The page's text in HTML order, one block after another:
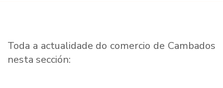
Toda a actualidade do comercio de Cambados
nesta sección: